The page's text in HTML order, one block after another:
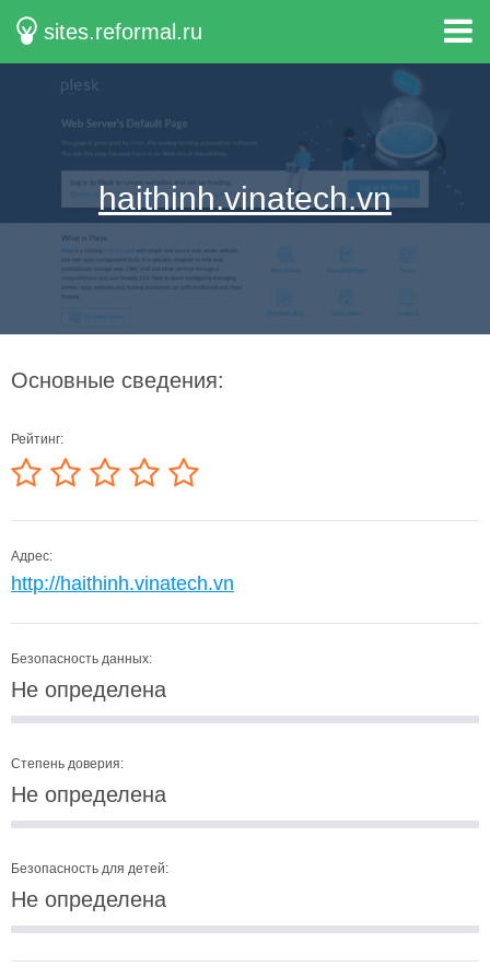
sites.reformal.ru
haithinh.vinatech.vn
Основные сведения:
Рейтинг:
Адрес:
http://haithinh.vinatech.vn
Безопасность данных:
Не определена
Степень доверия:
Не определена
Безопасность для детей:
Не определена